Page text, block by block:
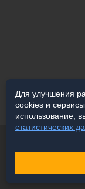
Для улучшения
cookies и
использование,
статистических